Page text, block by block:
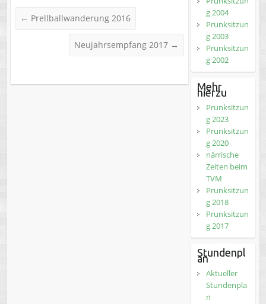
← Prellballwanderung 2016
Neujahrsempfang 2017 →
g 2004
Prunksitzun
g 2003
Prunksitzun
g 2002
Mehr
hierzu
Prunksitzun
g 2023
Prunksitzun
g 2020
närrische
Zeiten beim
TVM
Prunksitzun
g 2018
Prunksitzun
g 2017
Stundenpl
an
Aktueller
Stundenpla
n